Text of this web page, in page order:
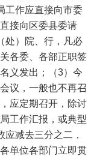
工作应直接向市委
接向区委县委请
处）院、行，凡必
各委、各部正职签
义发出；（3）今
议，一般也不再召
应定期召开，除讨
工作汇报，或典型
减去三分之二，
单位各部门立即贯